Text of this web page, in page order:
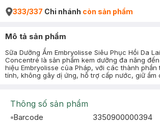
333/337 Chi nhánh còn sản phẩm
Mô tả sản phẩm
Sữa Dưỡng Ẩm Embryolisse Siêu Phục Hồi Da
Concentré là sản phẩm kem dưỡng đa năng
hiệu Embryolisse của Pháp, với các thành phần
tính, không gây dị ứng, hỗ trợ cấp nước, giữ ẩm
Thông số sản phẩm
Barcode
3350900000394